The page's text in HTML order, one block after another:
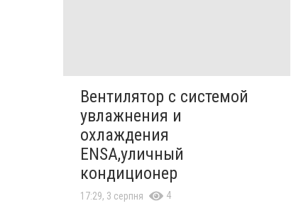
Вентилятор с системой
увлажнения и
охлаждения
ENSA,уличный
кондиционер
17:29, 3 серпня 4